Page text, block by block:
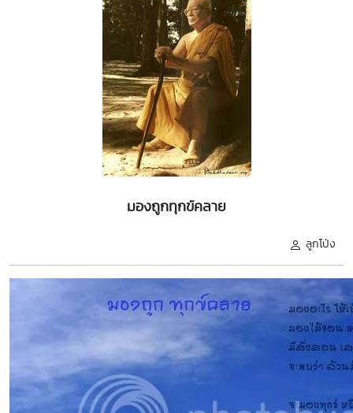
มองถูกทุกข์คลาย
ลูกโป่ง